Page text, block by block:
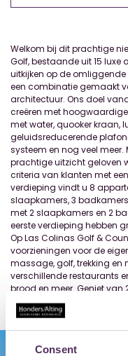
Consent
Welkom bij dit prachtige
Golf, bestaande uit 15
uitkijken op de
een combinatie gemaakt
architectuur. Ons doel
creëren met
met water, quooker kraan,
geluidsreducerende
systeem en nog veel
prachtige uitzicht geloven
criteria van klanten met
verdieping vindt u 8
slaapkamers, 3
met 2 slaapkamers en 2
eerste verdieping hebben
Op Las Colinas Golf &
voorzieningen voor de
massage, golf, trekking en
verschillende restaurants
brood en meer. Geniet van